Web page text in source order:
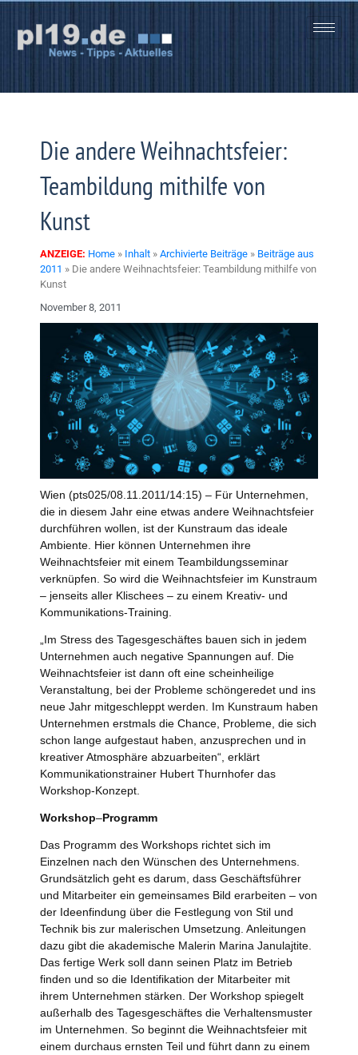
Zum
springen
Die andere Weihnachtsfeier:
Teambildung mithilfe von
Kunst
ANZEIGE: Home » Inhalt » Archivierte Beiträge » Beiträge aus
2011 » Die andere Weihnachtsfeier: Teambildung mithilfe von
Kunst
November 8, 2011
Wien (pts025/08.11.2011/14:15) – Für Unternehmen,
die in diesem Jahr eine etwas andere Weihnachtsfeier
durchführen wollen, ist der Kunstraum das ideale
Ambiente. Hier können Unternehmen ihre
Weihnachtsfeier mit einem Teambildungsseminar
verknüpfen. So wird die Weihnachtsfeier im Kunstraum
– jenseits aller Klischees – zu einem Kreativ- und
Kommunikations-Training.
„Im Stress des Tagesgeschäftes bauen sich in jedem
Unternehmen auch negative Spannungen auf. Die
Weihnachtsfeier ist dann oft eine scheinheilige
Veranstaltung, bei der Probleme schöngeredet und ins
neue Jahr mitgeschleppt werden. Im Kunstraum haben
Unternehmen erstmals die Chance, Probleme, die sich
schon lange aufgestaut haben, anzusprechen und in
kreativer Atmosphäre abzuarbeiten“, erklärt
Kommunikationstrainer Hubert Thurnhofer das
Workshop-Konzept.
Workshop–Programm
Das Programm des Workshops richtet sich im
Einzelnen nach den Wünschen des Unternehmens.
Grundsätzlich geht es darum, dass Geschäftsführer
und Mitarbeiter ein gemeinsames Bild erarbeiten – von
der Ideenfindung über die Festlegung von Stil und
Technik bis zur malerischen Umsetzung. Anleitungen
dazu gibt die akademische Malerin Marina Janulajtite.
Das fertige Werk soll dann seinen Platz im Betrieb
finden und so die Identifikation der Mitarbeiter mit
ihrem Unternehmen stärken. Der Workshop spiegelt
außerhalb des Tagesgeschäftes die Verhaltensmuster
im Unternehmen. So beginnt die Weihnachtsfeier mit
einem durchaus ernsten Teil und führt dann zu einem